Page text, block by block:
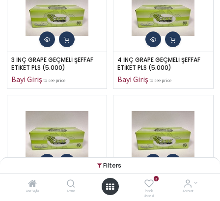
Filters
Ana Sayfa Arama
0
İstek
Listesi
Account
3 İNÇ GRAPE GEÇMELİ ŞEFFAF
ETİKET PLS (5.000)
to see price
4 İNÇ GRAPE GEÇMELİ ŞEFFAF
ETİKET PLS (5.000)
to see price
5 İNÇ GRAPE GEÇMELİ ŞEFFAF
ETİKET PLS (5.000)
6 İNÇ GRAPE GEÇMELİ ŞEFFAF
ETİKET PLS (5.000)